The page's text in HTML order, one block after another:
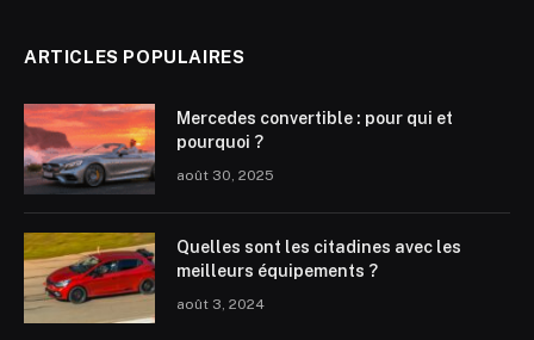
ARTICLES POPULAIRES
Mercedes convertible : pour qui et
pourquoi ?
août 30, 2025
Quelles sont les citadines avec les
meilleurs équipements ?
août 3, 2024